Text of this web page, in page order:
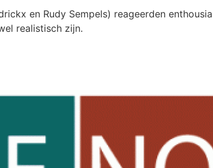
en Rudy Sempels) reageerden
realistisch zijn.